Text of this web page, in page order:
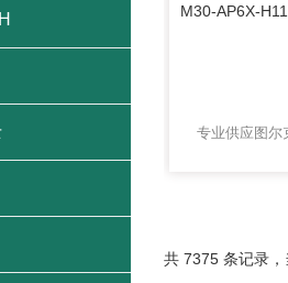
共 7375 条记录